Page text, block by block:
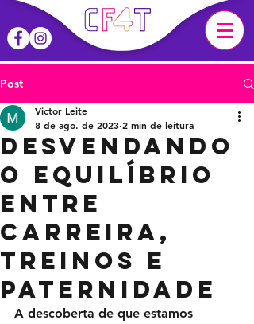
Post
Desvendando
o Equilíbrio
entre
Carreira,
Treinos e
Paternidade
Victor Leite
8 de ago. de 2023 2 min de leitura
A descoberta de que estamos